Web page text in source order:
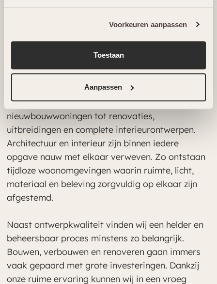
Voorkeuren aanpassen
Toestaan
Aanpassen
integrale aanpak waarin context, identiteit,
We werken aan een grote diversiteit aan
woonprojecten, uiteenlopend van
nieuwbouwwoningen tot renovaties,
uitbreidingen en complete interieurontwerpen.
Architectuur en interieur zijn binnen iedere
opgave nauw met elkaar verweven. Zo ontstaan
tijdloze woonomgevingen waarin ruimte, licht,
materiaal en beleving zorgvuldig op elkaar zijn
afgestemd.
Naast ontwerpkwaliteit vinden wij een helder en
beheersbaar proces minstens zo belangrijk.
Bouwen, verbouwen en renoveren gaan immers
vaak gepaard met grote investeringen. Dankzij
onze ruime ervaring kunnen wij in een vroeg